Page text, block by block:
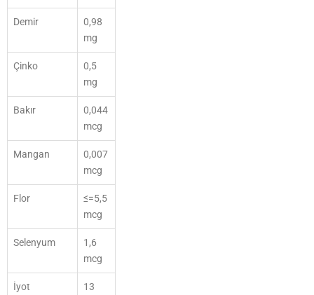
Demir
0,98
mg
Çinko
0,5
mg
Bakır
0,044
mcg
Mangan
0,007
mcg
Flor
≤=5,5
mcg
Selenyum
1,6
mcg
İyot
13